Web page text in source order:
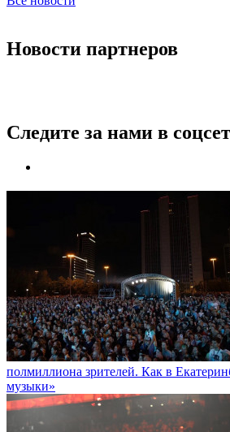
Новости партнеров
Следите за нами в
полмиллиона зрителей. Как в
музыки»